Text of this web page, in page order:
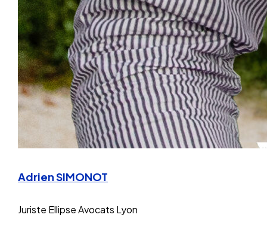
Adrien SIMONOT
Juriste Ellipse Avocats Lyon